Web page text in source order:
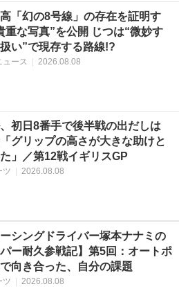
「幻の8号線」の存在を証明す
重な写真”を公開 じつは“微妙す
い”で現存する路線!?
ュース | 2026.08.08
初日8番手で後半戦の出だしは
「グリップの高さが大きな助けと
」／第12戦イギリスGP
ツ | 2026.08.08
ーシングドライバー塚本ナナミの
ー耐久参戦記】第5回：オートポ
向き合った、自分の課題
ツ | 2026.08.08